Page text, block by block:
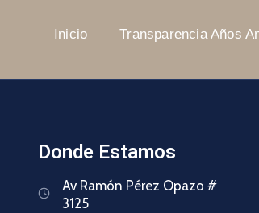
Inicio Transparencia Años
Donde Estamos
Av Ramón Pérez Opazo #
3125